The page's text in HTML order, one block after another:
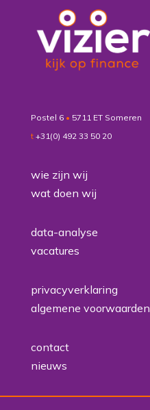
Postel 6 • 5711 ET Someren
t +31(0) 492 33 50 20
wie zijn wij
wat doen wij
data-analyse
vacatures
privacyverklaring
algemene voorwaarden
contact
nieuws